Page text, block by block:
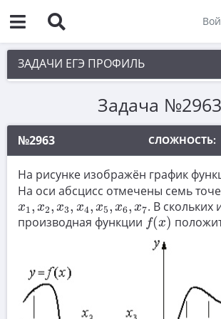
ЗАДАЧИ ЕГЭ ПРОФИЛЬ
1. Планиметрия
2. Векторы
3. Стереометрия
4. Классическое определение
5. Теория вероятностей
6. Уравнения
8. Производная
9. Задачи прикладного содержания
Задача №2963
№2963 СЛОЖНОСТЬ:
На рисунке изображён график
На оси абсцисс отмечены семь
x1, x2, x3, x4, x5, x6, x7
x1 x2 x3 x4 x5, x6, x7 . В скольких
производная функции f(x)
f(x)